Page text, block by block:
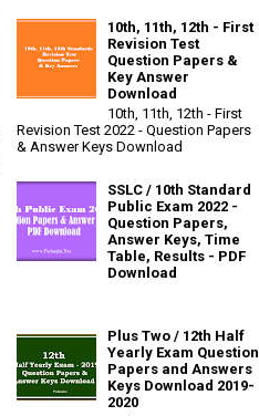
10th, 11th, 12th - First
Revision Test
Question Papers &
Key Answer
Download
10th, 11th, 12th - First
Revision Test 2022 - Question Papers
& Answer Keys Download
SSLC / 10th Standard
Public Exam 2022 -
Question Papers,
Answer Keys, Time
Table, Results - PDF
Download
Plus Two / 12th Half
Yearly Exam Question
Papers and Answers
Keys Download 2019-
2020